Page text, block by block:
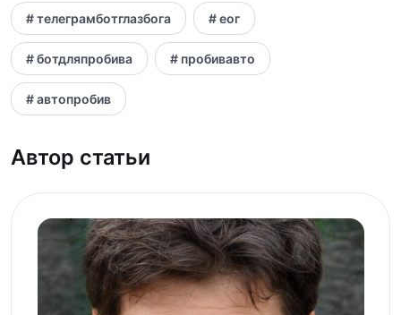
# телеграмботглазбога # еог
# ботдляпробива # пробивавто
# автопробив
Автор статьи